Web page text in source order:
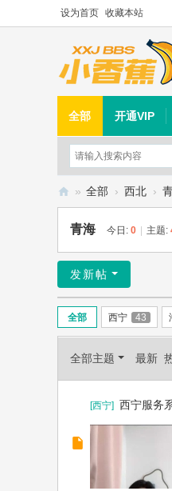
设为首页 收藏本站
全部 开通VIP
蕉
社
区
» 全部 › 西北 ›
青海 今日: 0 主题:
发新帖
全部 西宁 43
全部主题 最新
[西宁] 西宁服务